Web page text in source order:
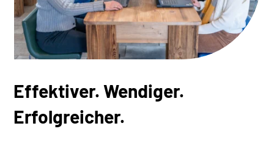
Effektiver. Wendiger.
Erfolgreicher.